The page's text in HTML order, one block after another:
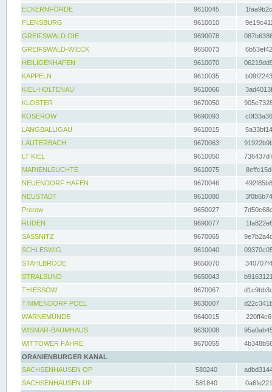
ECKERNFÖRDE
9610045
FLENSBURG
9610010
GREIFSWALD OIE
9690078
GREIFSWALD-WIECK
9650073
HEILIGENHAFEN
9610070
KAPPELN
9610035
KIEL-HOLTENAU
9610066
KLOSTER
9670050
KOSEROW
9690093
LANGBALLIGAU
9610015
LAUTERBACH
9670063
LT KIEL
9610050
MARIENLEUCHTE
9610075
NEUENDORF HAFEN
9670046
NEUSTADT
9610080
Prerow
9650027
RUDEN
9690077
SASSNITZ
9670065
SCHLESWIG
9610040
STAHLBRODE
9650070
STRALSUND
9650043
THIESSOW
9670067
TIMMENDORF POEL
9630007
WARNEMÜNDE
9640015
WISMAR-BAUMHAUS
9630008
WITTOWER FÄHRE
9670055
ORANIENBURGER KANAL
SACHSENHAUSEN OP
580240
SACHSENHAUSEN UP
581840